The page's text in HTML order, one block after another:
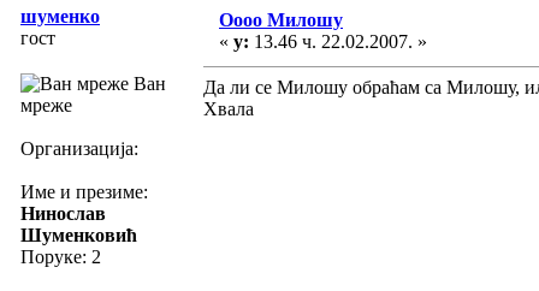
шуменко
гост
Ван
мреже
Организација:
Име и презиме:
Нинослав
Шуменковић
Поруке: 2
Оооо Милошу
« у: 13.46 ч. 22.02.2007. »
Да ли се Милошу обраћам са Милошу,
Хвала